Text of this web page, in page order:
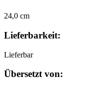
24,0 cm
Lieferbarkeit:
Lieferbar
Übersetzt von: